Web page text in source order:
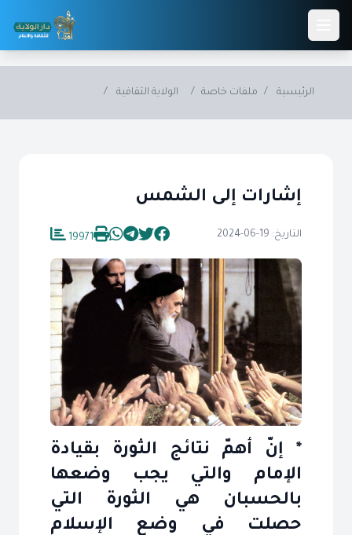
Skip to main content
الرئيسية / ملفات خاصة / الولاية الثقافية /
إشارات إلى الشمس
التاريخ: 19-06-2024 19971
* إنّ أهمّ نتائج الثورة بقيادة
الإمام والتي يجب وضعها
بالحسبان هي الثورة التي
حصلت في وضع الإسلام